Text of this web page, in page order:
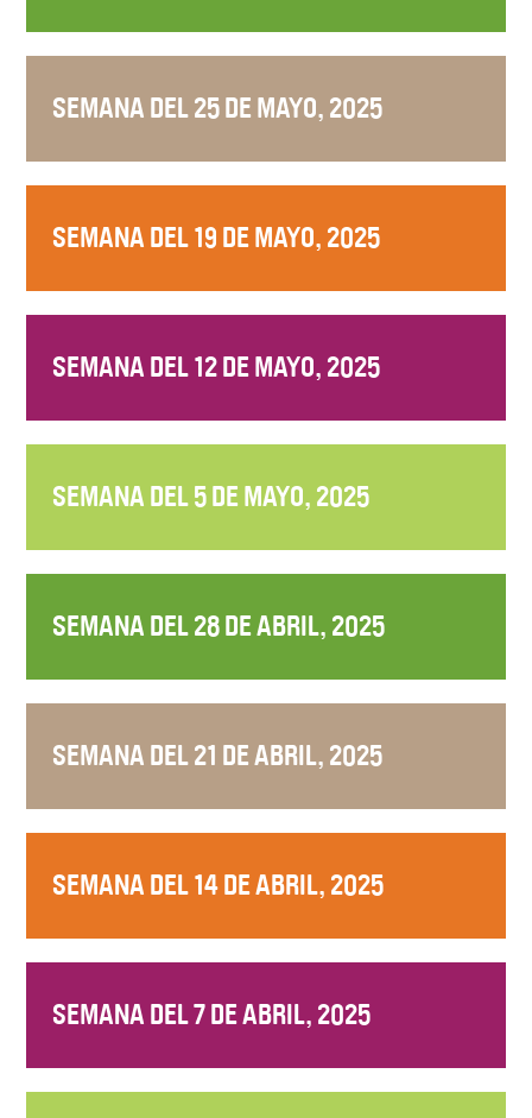
SEMANA DEL 25 DE MAYO, 2025
SEMANA DEL 19 DE MAYO, 2025
SEMANA DEL 12 DE MAYO, 2025
SEMANA DEL 5 DE MAYO, 2025
SEMANA DEL 28 DE ABRIL, 2025
SEMANA DEL 21 DE ABRIL, 2025
SEMANA DEL 14 DE ABRIL, 2025
SEMANA DEL 7 DE ABRIL, 2025